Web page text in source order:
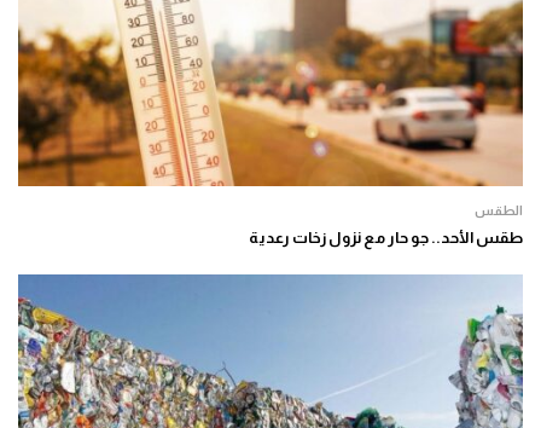
الطقس
طقس الأحد.. جو حار مع نزول زخات رعدية